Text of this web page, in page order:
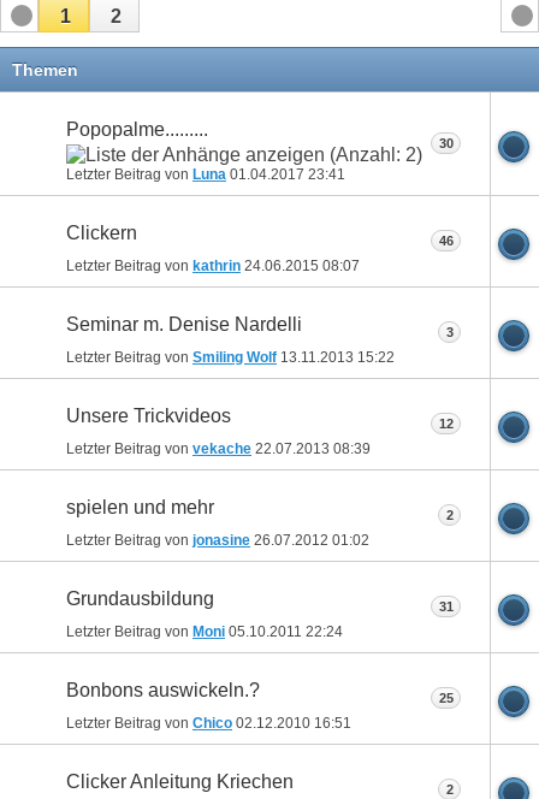
1 2
Themen
Popopalme.........
Letzter Beitrag von Luna 01.04.2017 23:41
30
Clickern
Letzter Beitrag von kathrin 24.06.2015 08:07
46
Seminar m. Denise Nardelli
Letzter Beitrag von Smiling Wolf 13.11.2013 15:22
3
Unsere Trickvideos
Letzter Beitrag von vekache 22.07.2013 08:39
12
spielen und mehr
Letzter Beitrag von jonasine 26.07.2012 01:02
2
Grundausbildung
Letzter Beitrag von Moni 05.10.2011 22:24
31
Bonbons auswickeln.?
Letzter Beitrag von Chico 02.12.2010 16:51
25
Clicker Anleitung Kriechen 2